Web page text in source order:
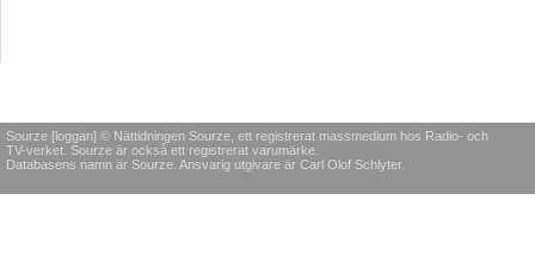
Sourze [loggan] © Nättidningen Sourze, ett registrerat massmedium hos Radio- och
TV-verket. Sourze är också ett registrerat varumärke.
Databasens namn är Sourze. Ansvarig utgivare är Carl Olof Schlyter.